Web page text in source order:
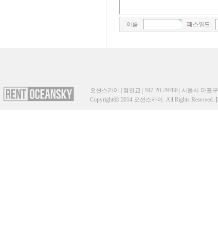
이름 패스워드
오션스카이 | 정인교 | 107-20-29780 | 서울시 마포
Copyrightⓒ 2014 오션스카이. All Rights Reserved.